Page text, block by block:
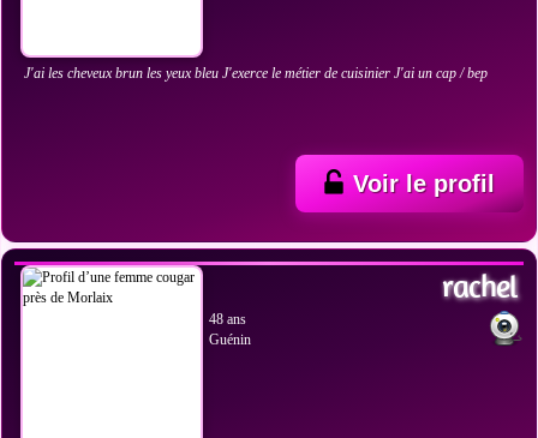
J'ai les cheveux brun les yeux bleu J'exerce le métier de cuisinier J'ai un cap / bep
Voir le profil
rachel
48 ans
Guénin